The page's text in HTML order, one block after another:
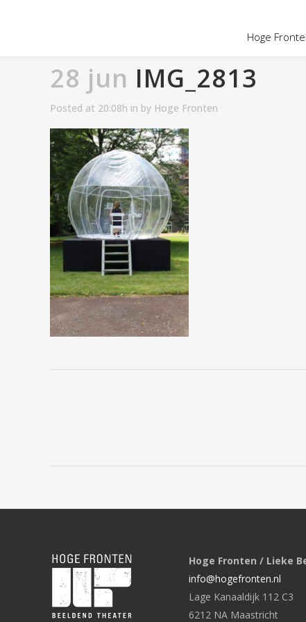
28 jun IMG_2813
Posted at 20:08h in by Hoge Fronten
Hoge Fronten / Lieke
info@hogefronten.nl
Lage Kanaaldijk 112 C3
6212 NA Maastricht
Hoge